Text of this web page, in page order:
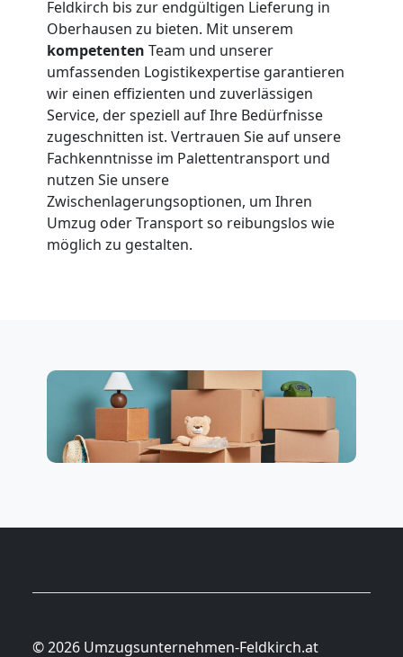
Feldkirch bis zur endgültigen Lieferung in
Oberhausen zu bieten. Mit unserem
kompetenten Team und unserer
umfassenden Logistikexpertise garantieren
wir einen effizienten und zuverlässigen
Service, der speziell auf Ihre Bedürfnisse
zugeschnitten ist. Vertrauen Sie auf unsere
Fachkenntnisse im Palettentransport und
nutzen Sie unsere
Zwischenlagerungsoptionen, um Ihren
Umzug oder Transport so reibungslos wie
möglich zu gestalten.
© 2026 Umzugsunternehmen-Feldkirch.at